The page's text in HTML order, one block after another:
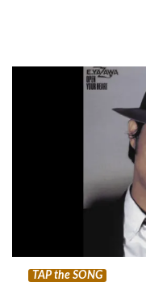
TAP the SONG